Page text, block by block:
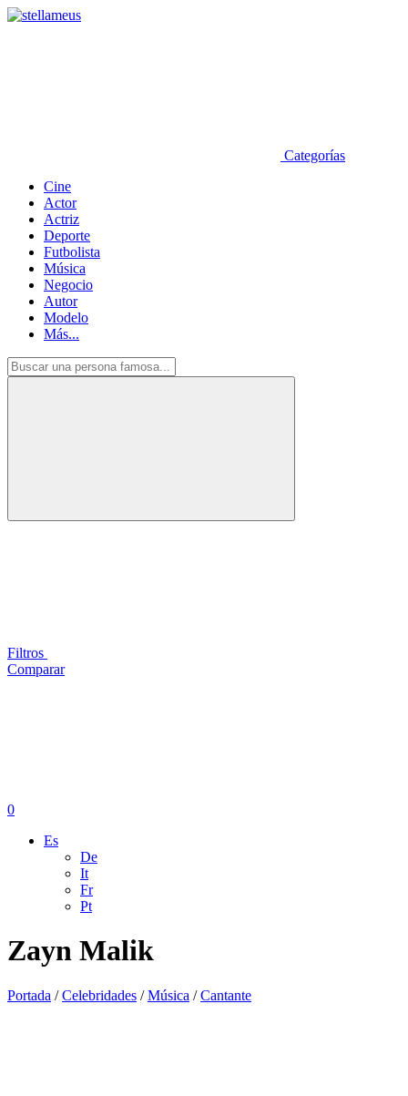
Categorías
Cine
Actor
Actriz
Deporte
Futbolista
Música
Negocio
Autor
Modelo
Más...
Filtros
Comparar
0
Es
De
It
Fr
Pt
Zayn Malik
Portada /Celebridades /Música /Cantante